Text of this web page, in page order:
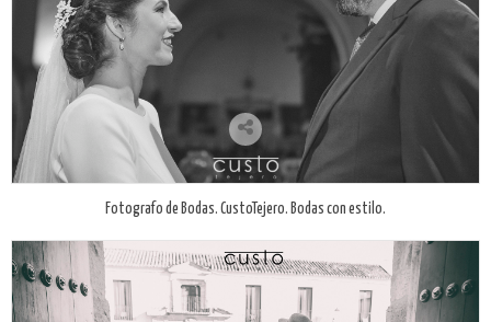
Fotografo de Bodas. CustoTejero. Bodas con estilo.